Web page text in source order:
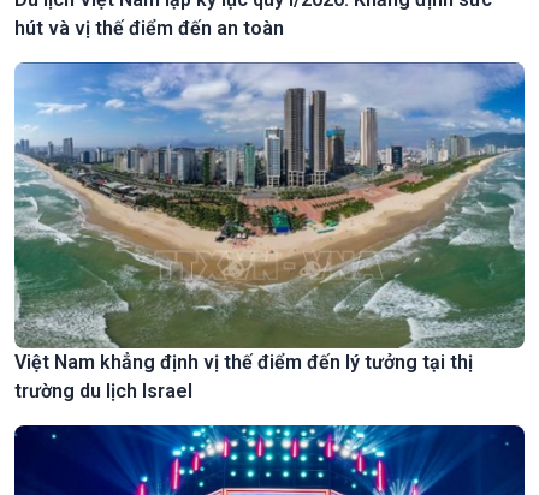
hút và vị thế điểm đến an toàn
Việt Nam khẳng định vị thế điểm đến lý tưởng tại thị
trường du lịch Israel